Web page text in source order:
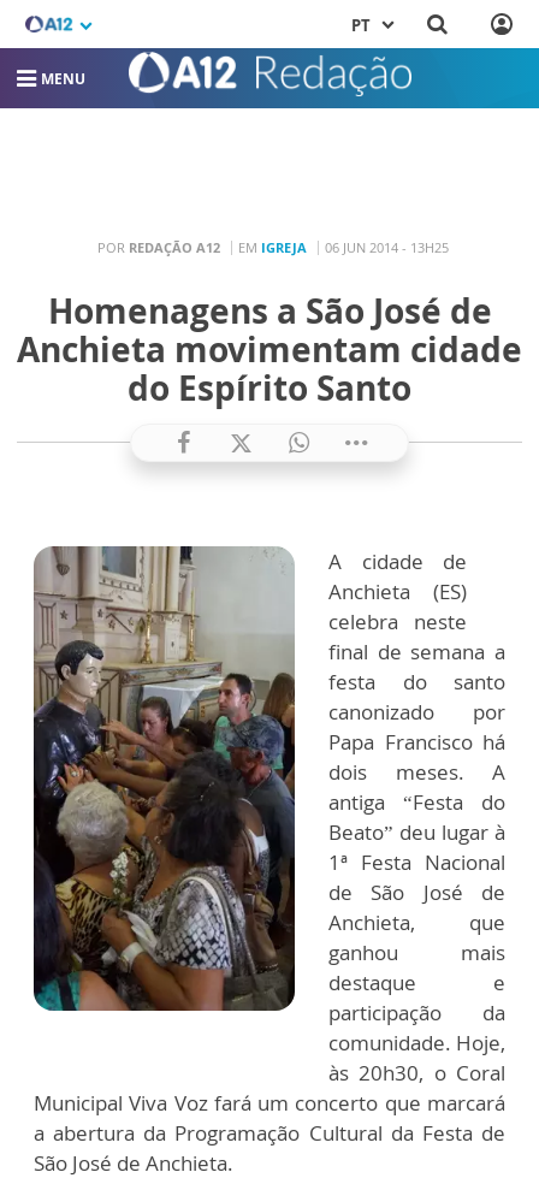
PT
MENU
POR REDAÇÃO A12 EM IGREJA 06 JUN 2014 - 13H25
Homenagens a São José de
Anchieta movimentam cidade
do Espírito Santo
A cidade de
Anchieta (ES)
celebra neste
final de semana a
festa do santo
canonizado por
Papa Francisco há
dois meses. A
antiga “Festa do
Beato” deu lugar à
1ª Festa Nacional
de São José de
Anchieta, que
ganhou mais
destaque e
participação da
comunidade. Hoje,
às 20h30, o Coral
Municipal Viva Voz fará um concerto que marcará
a abertura da Programação Cultural da Festa de
São José de Anchieta.